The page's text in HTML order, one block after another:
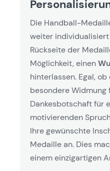
Die Handball-
weiter
Rückseite der
Möglichkeit, einen
hinterlassen. Egal,
besondere Widmung
Dankesbotschaft für
motivierenden
Ihre gewünschte
Medaille an. Dies
einem einzigartigen